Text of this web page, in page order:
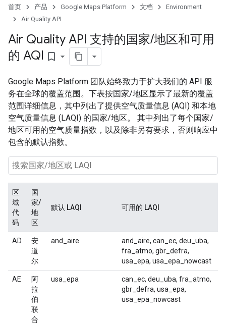
首页 产品 Google Maps Platform 文档
Environment
Air Quality API
Air Quality API 支持的国家/地区和可用
的 AQI bookmark_border
Google Maps Platform 团队始终致力于扩大我们的 API 服
务在全球的覆盖范围。下表按国家/地区显示了最新的覆盖
范围详细信息，其中列出了提供空气质量信息 (AQI) 和本地
空气质量信息 (LAQI) 的国家/地区。 其中列出了每个国家/
地区可用的空气质量指数，以及除非另有要求，否则响应中
包含的默认指数。
区
域
代
码
国
家/
地
区
默认 LAQI 可用的 LAQI
AD
安
道
尔
and_aire
and_aire, can_ec, deu_uba,
fra_atmo, gbr_defra,
usa_epa, usa_epa_nowcast
AE
阿
拉
伯
联
合
usa_epa
can_ec, deu_uba, fra_atmo,
gbr_defra, usa_epa,
usa_epa_nowcast